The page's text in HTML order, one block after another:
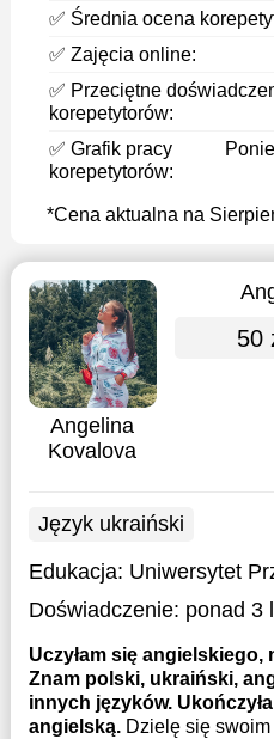
✅ Średnia ocena
✅ Zajęcia online:
✅ Przeciętne
korepetytorów:
✅ Grafik pracy
korepetytorów:
*Cena aktualna na
Angelina
Kovalova
50
Język ukraiński
Edukacja: Uniwersytet
Doświadczenie: ponad 3
Uczyłam się
Znam polski, ukraiński,
innych języków.
angielską. Dzielę się